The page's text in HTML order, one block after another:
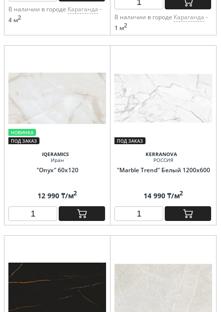
В наличии в городе Караганда -
4 м2 В наличии в городе Караганда -
1 м2
НОВИНКА
ПОД ЗАКАЗ
IQERAMICS
Иран
"Onyx" 60x120
12 990 ₸/м2
ПОД ЗАКАЗ
KERRANOVA
РОССИЯ
"Marble Trend" Белый 1200х600
14 990 ₸/м2